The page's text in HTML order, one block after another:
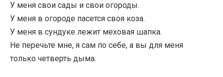
У меня свои сады и свои огороды.
У меня в огороде пасется своя коза.
У меня в сундуке лежит меховая шапка.
Не перечьте мне, я сам по себе, а вы для меня
только четверть дыма.